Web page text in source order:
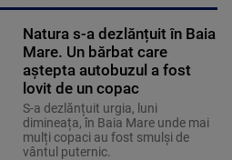
Natura s-a dezlănțuit în Baia
Mare. Un bărbat care
aștepta autobuzul a fost
lovit de un copac
S-a dezlănțuit urgia, luni
dimineața, în Baia Mare unde mai
mulți copaci au fost smulşi de
vântul puternic.